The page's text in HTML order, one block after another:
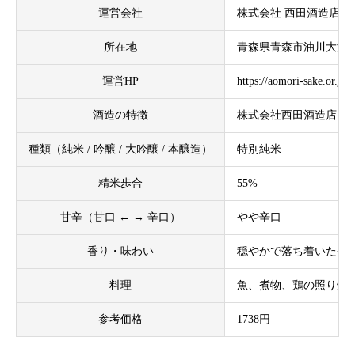
運営会社 株式会社 西田酒造店
所在地 青森県青森市油川大浜
運営HP https://aomori-sake.or.jp/
酒造の特徴 株式会社西田酒造店
種類（純米 / 吟醸 / 大吟醸 / 本醸造） 特別純米
精米歩合 55%
甘辛（甘口 ← → 辛口） やや辛口
香り・味わい 穏やかで落ち着いた香
料理 魚、煮物、鶏の照り焼
参考価格 1738円